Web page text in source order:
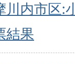
川内市区:
結果